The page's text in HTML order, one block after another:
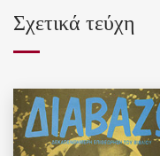
Σχετικά τεύχη